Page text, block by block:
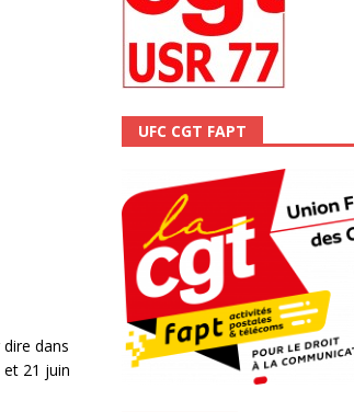
dans
et 21 juin
UFC CGT FAPT